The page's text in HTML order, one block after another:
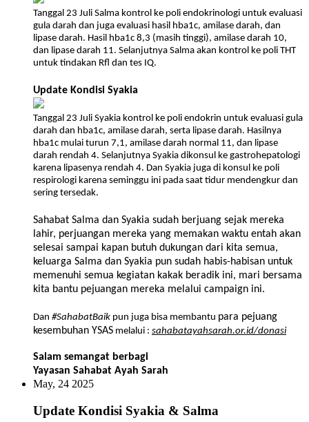
Tanggal 23 Juli Salma kontrol ke poli endokrinologi untuk evaluasi
gula darah dan juga evaluasi hasil hba1c, amilase darah, dan
lipase darah. Hasil hba1c 8,3 (masih tinggi), amilase darah 10,
dan lipase darah 11. Selanjutnya Salma akan kontrol ke poli THT
untuk tindakan Rfl dan tes IQ.
Update Kondisi Syakia
Tanggal 23 Juli Syakia kontrol ke poli endokrin untuk evaluasi gula
darah dan hba1c, amilase darah, serta lipase darah. Hasilnya
hba1c mulai turun 7,1, amilase darah normal 11, dan lipase
darah rendah 4. Selanjutnya Syakia dikonsul ke gastrohepatologi
karena lipasenya rendah 4. Dan Syakia juga di konsul ke poli
respirologi karena seminggu ini pada saat tidur mendengkur dan
sering tersedak.
Sahabat Salma dan Syakia sudah berjuang sejak mereka
lahir, perjuangan mereka yang memakan waktu entah akan
selesai sampai kapan butuh dukungan dari kita semua,
keluarga Salma dan Syakia pun sudah habis-habisan untuk
memenuhi semua kegiatan kakak beradik ini, mari bersama
kita bantu pejuangan mereka melalui campaign ini.
Dan #SahabatBaik pun juga bisa membantu para pejuang
kesembuhan YSAS melalui : sahabatayahsarah.or.id/donasi
Salam semangat berbagi
Yayasan Sahabat Ayah Sarah
May, 24 2025
Update Kondisi Syakia & Salma